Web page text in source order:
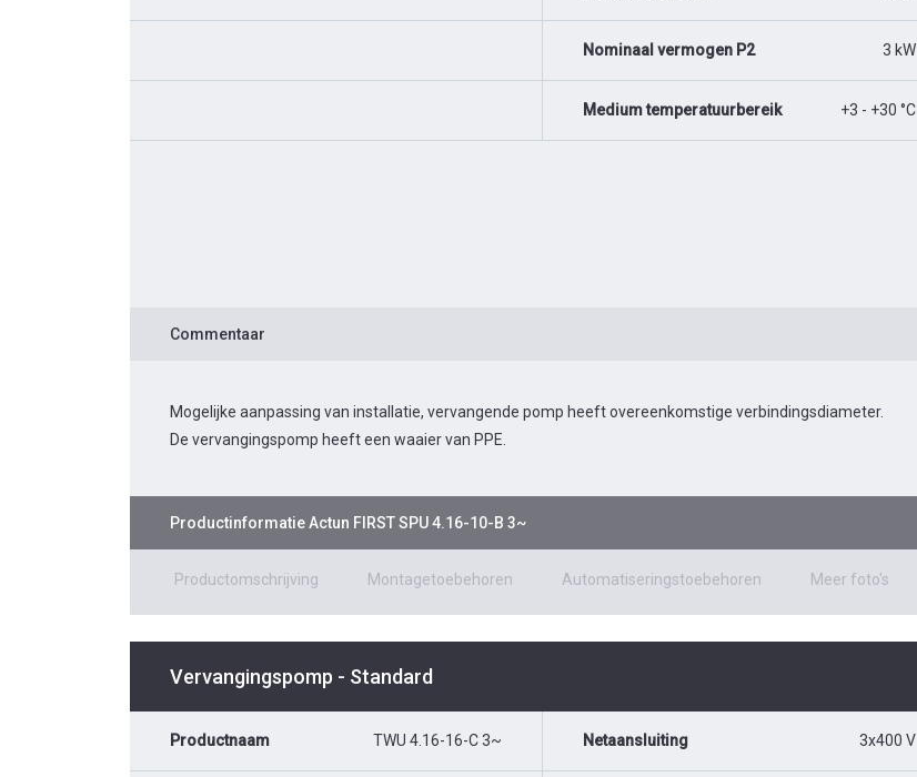
Nominaal vermogen P2 3 kW
Medium temperatuurbereik +3 - +30 °C
Commentaar
Mogelijke aanpassing van installatie, vervangende pomp heeft overeenkomstige verbindingsdiameter.
De vervangingspomp heeft een waaier van PPE.
ProductinformatieActun FIRST SPU 4.16-10-B 3~
Productomschrijving Montagetoebehoren Automatiseringstoebehoren Meer foto's
Vervangingspomp - Standard
Productnaam TWU 4.16-16-C 3~ Netaansluiting 3x400 V